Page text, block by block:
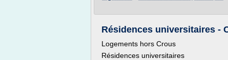
Résidences universitaires -
Logements hors Crous
Résidences universitaires